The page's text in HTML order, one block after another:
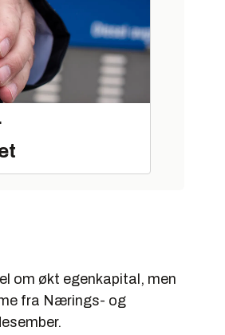
om økt egenkapital, men
fra Nærings- og